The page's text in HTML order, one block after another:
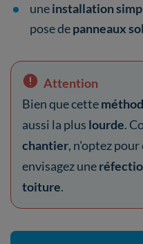
uneinstallation
pose depanneaux
Attention
Bien que cette
aussi la plus lourde.
chantier, n'optez
envisagez une
toiture.